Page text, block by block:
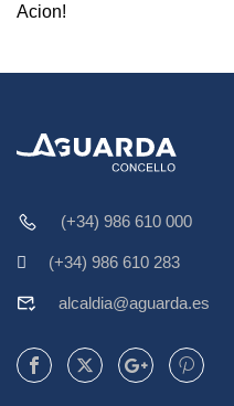
Acion!
(+34) 986 610 000
(+34) 986 610 283
alcaldia@aguarda.es